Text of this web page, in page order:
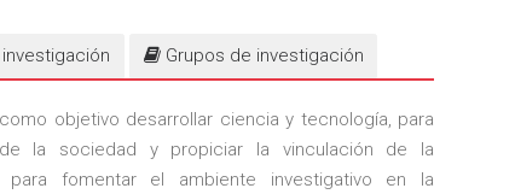
Grupos de investigación
objetivo desarrollar ciencia y tecnología, para
la sociedad y propiciar la vinculación de la
para fomentar el ambiente investigativo en la